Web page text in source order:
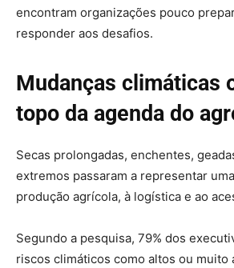
encontram organizações pouco
responder aos desafios.
Mudanças climáticas
topo da agenda do
Secas prolongadas, enchentes,
extremos passaram a representar
produção agrícola, à logística e ao
Segundo a pesquisa, 79% dos
riscos climáticos como altos ou muito